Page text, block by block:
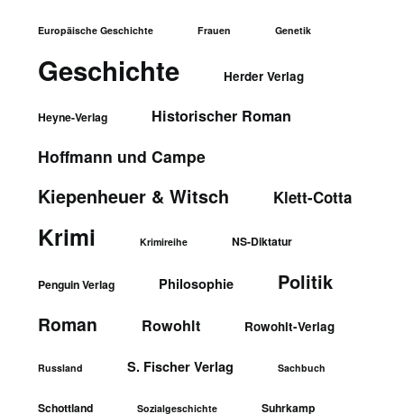
Europäische Geschichte Frauen Genetik
Geschichte Herder Verlag
Heyne-Verlag Historischer Roman
Hoffmann und Campe
Kiepenheuer & Witsch Klett-Cotta
Krimi Krimireihe NS-Diktatur
Penguin Verlag Philosophie Politik
Roman Rowohlt Rowohlt-Verlag
Russland S. Fischer Verlag Sachbuch
Schottland Sozialgeschichte Suhrkamp